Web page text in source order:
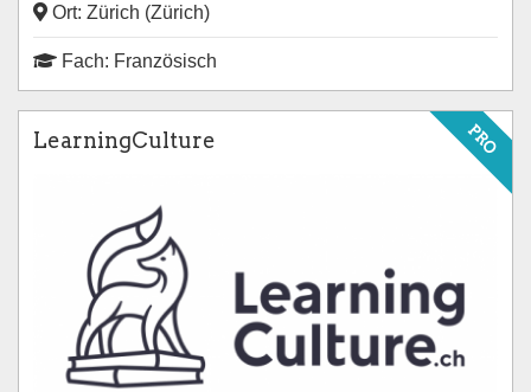
Ort: Zürich (Zürich)
Fach: Französisch
PRO
LearningCulture